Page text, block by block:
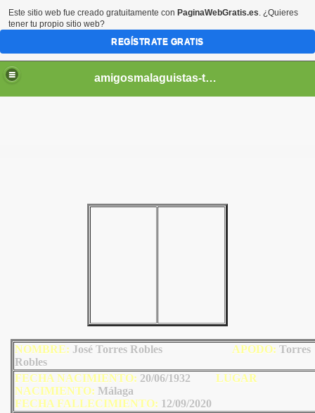
amigosmalaguistas-temporadas
NOMBRE: José Torres Robles APODO: Torres
Robles
FECHA NACIMIENTO: 20/06/1932 LUGAR
NACIMIENTO: Málaga
FECHA FALLECIMIENTO: 12/09/2020
Este sitio web fue creado gratuitamente con PaginaWebGratis.es. ¿Quieres
tener tu propio sitio web?
REGÍSTRATE GRATIS